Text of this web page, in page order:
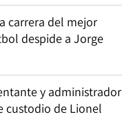
carrera del mejor
despide a Jorge
y administrador
custodio de Lionel